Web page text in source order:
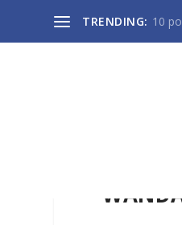
TRENDING: 10